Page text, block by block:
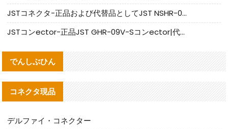
JSTコネクタ-正品および代替品としてJST NSHR-02V-Sコネクタを提供します
JSTコンector-正品JST GHR-09V-Sコンector|代替品提供
でんしぶひん
コネクタ現品
デルファイ・コネクター